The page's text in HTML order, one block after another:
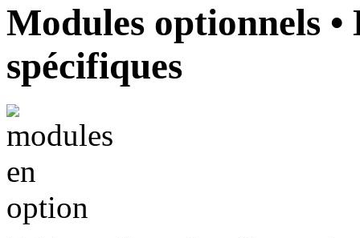
Modules optionnels •
spécifiques